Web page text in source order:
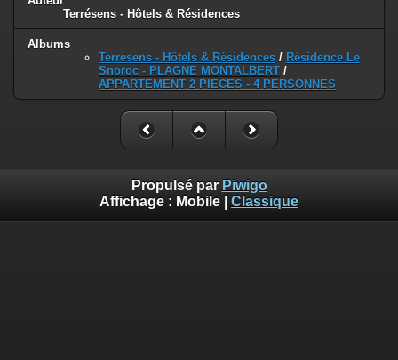
Terrésens - Hôtels & Résidences
Albums
Terrésens - Hôtels & Résidences / Résidence Le
Snoroc - PLAGNE MONTALBERT /
APPARTEMENT 2 PIECES - 4 PERSONNES
Propulsé par Piwigo
Affichage : Mobile Classique